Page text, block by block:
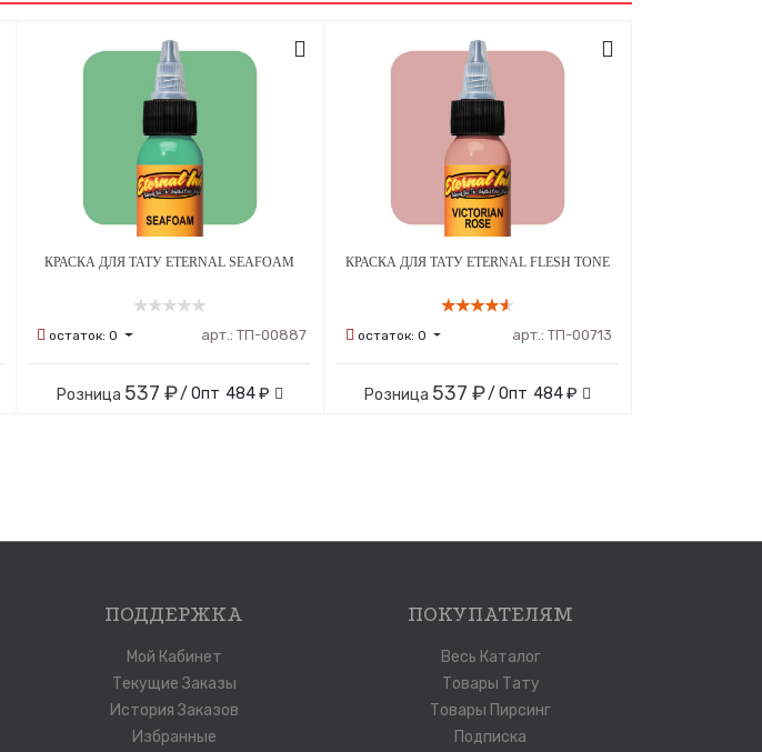
КРАСКА ДЛЯ ТАТУ ETERNAL SEAFOAM
остаток:0 арт.: ТП-00887
Розница 537 ₽/ Опт 484 ₽
КРАСКА ДЛЯ ТАТУ ETERNAL FLESH TONE
остаток: 0 арт.: ТП-00713
Розница 537 ₽/ Опт 484 ₽
ПОДДЕРЖКА
Мой Кабинет
Текущие Заказы
История Заказов
Избранные
ПОКУПАТЕЛЯМ
Весь Каталог
Товары Тату
Товары Пирсинг
Подписка